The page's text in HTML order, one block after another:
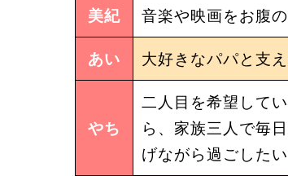
美紀
音楽や映画をお腹
あい
大好きなパパと支
やち
二人目を希望して
ら、家族三人で毎
げながら過ごした